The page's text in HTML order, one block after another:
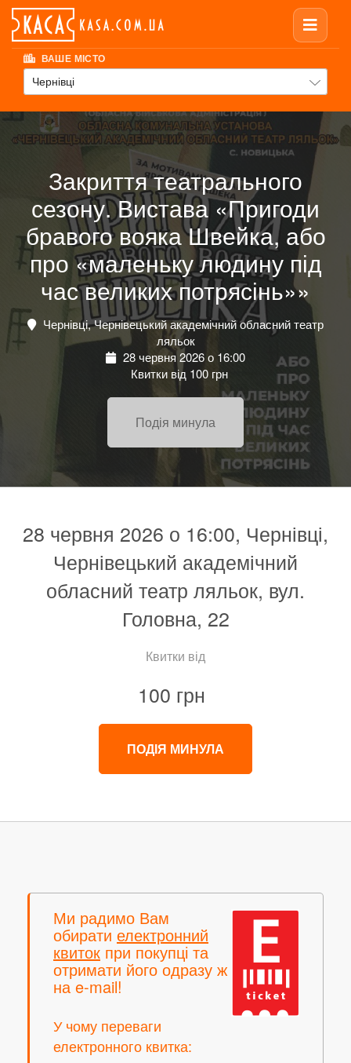
ВАШЕ МІСТО
Чернівці
Закриття театрального
сезону. Вистава «Пригоди
бравого вояка Швейка, або
про «маленьку людину під
час великих потрясінь»»
Чернівці, Чернівецький академічний обласний театр
ляльок
28 червня 2026 о 16:00
Квитки від 100 грн
Подія минула
28 червня 2026 о 16:00, Чернівці,
Чернівецький академічний
обласний театр ляльок, вул.
Головна, 22
Квитки від
100 грн
ПОДІЯ МИНУЛА
Ми радимо Вам
обирати електронний
квиток при покупці та
отримати його одразу ж
на e-mail!
У чому переваги
електронного квитка: